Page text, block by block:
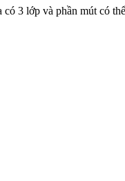
3 lớp và phần mút có